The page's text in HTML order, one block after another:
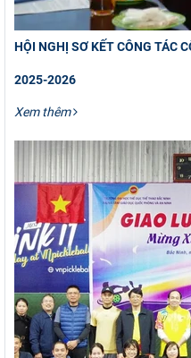
HỘI NGHỊ SƠ KẾT CÔNG TÁC
2025-2026
Xem thêm